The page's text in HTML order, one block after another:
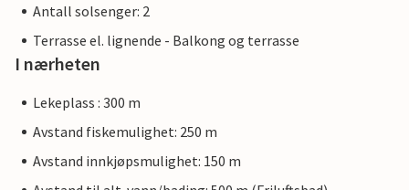
Antall solsenger: 2
Terrasse el. lignende - Balkong og terrasse
I nærheten
Lekeplass : 300 m
Avstand fiskemulighet: 250 m
Avstand innkjøpsmulighet: 150 m